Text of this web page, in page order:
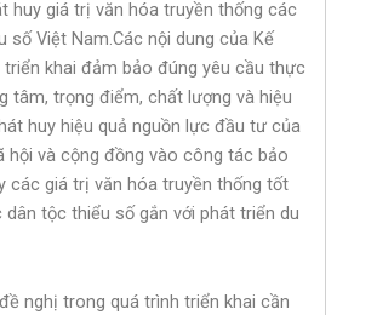
huy giá trị văn hóa truyền thống các
số Việt Nam.Các nội dung của Kế
khai đảm bảo đúng yêu cầu thực
tâm, trọng điểm, chất lượng và hiệu
huy hiệu quả nguồn lực đầu tư của
hội và cộng đồng vào công tác bảo
các giá trị văn hóa truyền thống tốt
dân tộc thiểu số gắn với phát triển du
nghị trong quá trình triển khai cần